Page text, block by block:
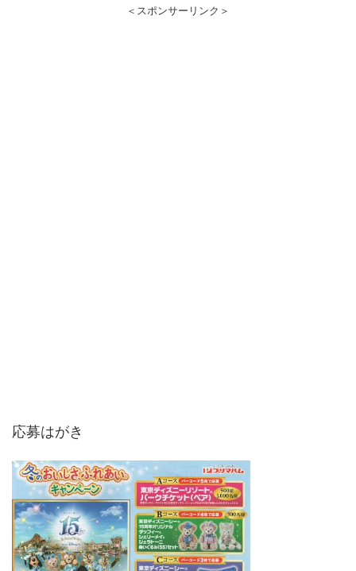
＜スポンサーリンク＞
応募はがき